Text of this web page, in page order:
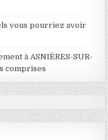
vous pourriez avoir
à ASNIÈRES-SUR-
comprises